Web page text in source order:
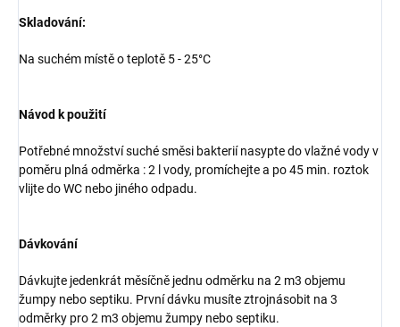
Skladování:
Na suchém místě o teplotě 5 - 25°C
Návod k použití
Potřebné množství suché směsi bakterií nasypte do vlažné vody v
poměru plná odměrka : 2 l vody, promíchejte a po 45 min. roztok
vlijte do WC nebo jiného odpadu.
Dávkování
Dávkujte jedenkrát měsíčně jednu odměrku na 2 m3 objemu
žumpy nebo septiku. První dávku musíte ztrojnásobit na 3
odměrky pro 2 m3 objemu žumpy nebo septiku.